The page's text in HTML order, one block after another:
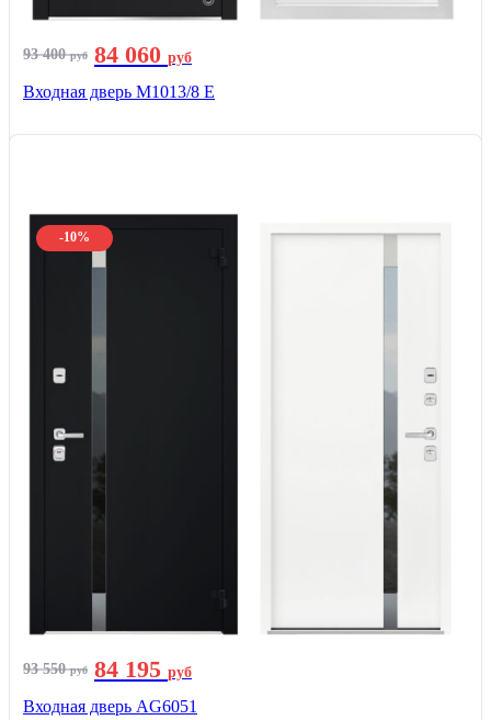
93 400руб 84 060 руб
Входная дверь М1013/8 E
-10%
93 550руб 84 195 руб
Входная дверь AG6051